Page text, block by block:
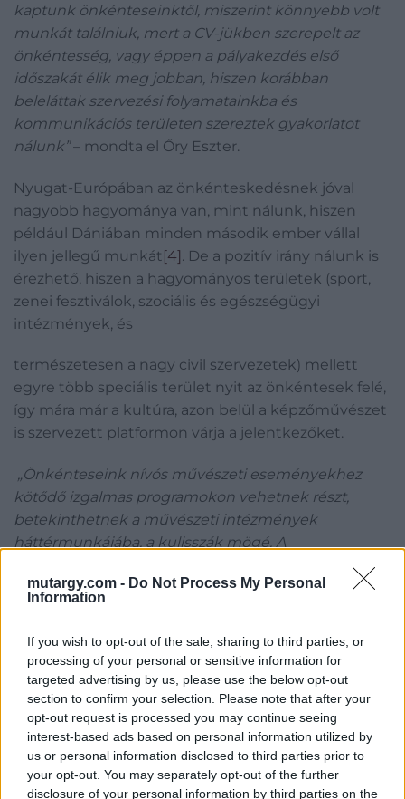
mutargy.com - Do Not Process My Personal
Information
If you wish to opt-out of the sale, sharing to third parties, or
processing of your personal or sensitive information for
targeted advertising by us, please use the below opt-out
section to confirm your selection. Please note that after your
opt-out request is processed you may continue seeing
interest-based ads based on personal information utilized by
us or personal information disclosed to third parties prior to
your opt-out. You may separately opt-out of the further
disclosure of your personal information by third parties on the
kaptunk önkénteseinktől, miszerint könnyebb volt
munkát találniuk, mert a CV-jükben szerepelt az
önkéntesség, vagy éppen a pályakezdés első
időszakát élik meg jobban, hiszen korábban
beleláttak szervezési folyamatainkba és
kommunikációs területen szereztek gyakorlatot
nálunk”– mondta el Őry Eszter.
Nyugat-Európában az önkénteskedésnek jóval
nagyobb hagyománya van, mint nálunk, hiszen
például Dániában minden második ember vállal
ilyen jellegű munkát [4]. De a pozitív irány nálunk is
érezhető, hiszen a hagyományos területek (sport,
zenei fesztiválok, szociális és egészségügyi
intézmények, és
természetesen a nagy civil szervezetek) mellett
egyre több speciális terület nyit az önkéntesek felé,
így mára már a kultúra, azon belül a képzőművészet
is szervezett platformon várja a jelentkezőket.
„Önkénteseink nívós művészeti eseményekhez
kötődő izgalmas programokon vehetnek részt,
betekinthetnek a művészeti intézmények
háttérmunkájába, a kulisszák mögé. A
képzőművészetet, azon belül a kortárs művészetet
egész más szemszögből ismerik meg, hiszen
művészekkel találkoznak, ami életre szóló élmény
lehet a számukra – tette hozzá a szakember. Az
önkéntes munka azok számára kiemelkedő
jelentőséggel bír, akik maguk is az adott területen
tervezik jövőjüket. Egy képzőművésznek készülő
fiatalnak is nagy tapasztatot jelent egy fesztivál
szervezésének folyamata, de ugyanez elmondható
pl. az egészségügyi, szociális szféráról is.